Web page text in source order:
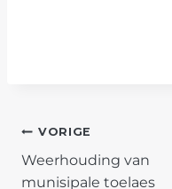
POST
NAVIGATION
VORIGE
Weerhouding van
munisipale toelaes